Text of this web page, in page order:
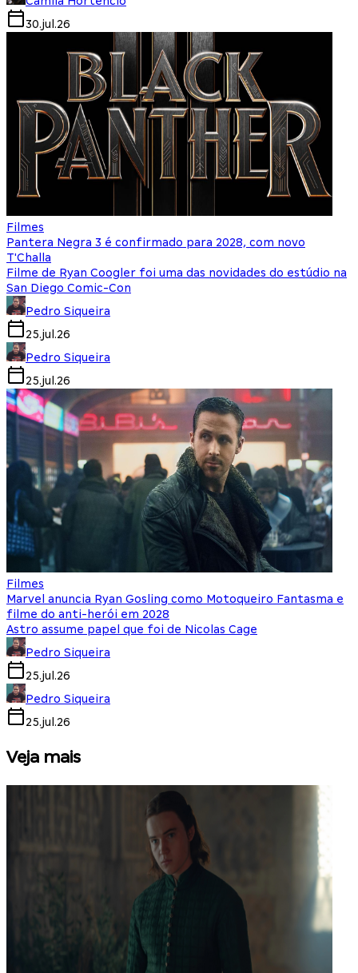
30.jul.26
Filmes
Pantera Negra 3 é confirmado para 2028, com novo
T'Challa
Filme de Ryan Coogler foi uma das novidades do estúdio na
San Diego Comic-Con
Pedro Siqueira
25.jul.26
Pedro Siqueira
25.jul.26
Filmes
Marvel anuncia Ryan Gosling como Motoqueiro Fantasma e
filme do anti-herói em 2028
Astro assume papel que foi de Nicolas Cage
Pedro Siqueira
25.jul.26
Pedro Siqueira
25.jul.26
Veja mais